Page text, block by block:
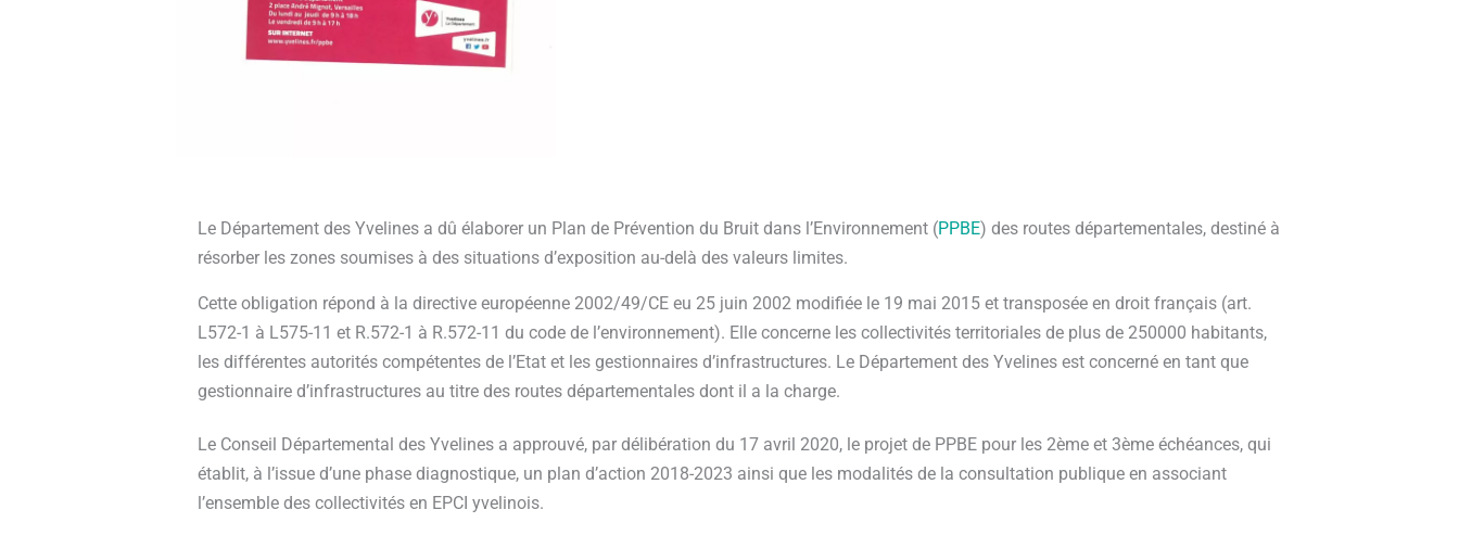
Le Département des Yvelines a dû élaborer un Plan de Prévention du Bruit dans l’Environnement (PPBE) des routes départementales, destiné à
résorber les zones soumises à des situations d’exposition au-delà des valeurs limites.
Cette obligation répond à la directive européenne 2002/49/CE eu 25 juin 2002 modifiée le 19 mai 2015 et transposée en droit français (art.
L572-1 à L575-11 et R.572-1 à R.572-11 du code de l’environnement). Elle concerne les collectivités territoriales de plus de 250000 habitants,
les différentes autorités compétentes de l’Etat et les gestionnaires d’infrastructures. Le Département des Yvelines est concerné en tant que
gestionnaire d’infrastructures au titre des routes départementales dont il a la charge.
Le Conseil Départemental des Yvelines a approuvé, par délibération du 17 avril 2020, le projet de PPBE pour les 2ème et 3ème échéances, qui
établit, à l’issue d’une phase diagnostique, un plan d’action 2018-2023 ainsi que les modalités de la consultation publique en associant
l’ensemble des collectivités en EPCI yvelinois.